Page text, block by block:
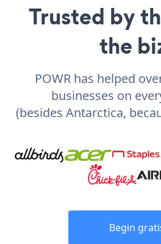
Trusted by
the
POWR has helped
businesses on
(besides Antarctica,
Begin